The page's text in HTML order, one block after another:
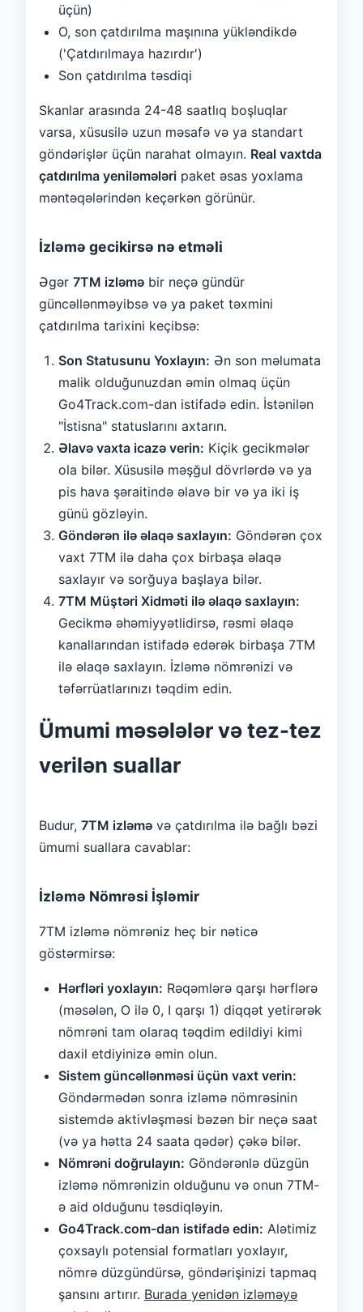
üçün)
O, son çatdırılma maşınına yükləndikdə
('Çatdırılmaya hazırdır')
Son çatdırılma təsdiqi
Skanlar arasında 24-48 saatlıq boşluqlar
varsa, xüsusilə uzun məsafə və ya standart
göndərişlər üçün narahat olmayın. Real vaxtda
çatdırılma yeniləmələri paket əsas yoxlama
məntəqələrindən keçərkən görünür.
İzləmə gecikirsə nə etməli
Əgər 7TM izləmə bir neçə gündür
güncəllənməyibsə və ya paket təxmini
çatdırılma tarixini keçibsə:
Son Statusunu Yoxlayın: Ən son məlumata
malik olduğunuzdan əmin olmaq üçün
Go4Track.com-dan istifadə edin. İstənilən
"İstisna" statuslarını axtarın.
Əlavə vaxta icazə verin: Kiçik gecikmələr
ola bilər. Xüsusilə məşğul dövrlərdə və ya
pis hava şəraitində əlavə bir və ya iki iş
günü gözləyin.
Göndərən ilə əlaqə saxlayın: Göndərən çox
vaxt 7TM ilə daha çox birbaşa əlaqə
saxlayır və sorğuya başlaya bilər.
7TM Müştəri Xidməti ilə əlaqə saxlayın:
Gecikmə əhəmiyyətlidirsə, rəsmi əlaqə
kanallarından istifadə edərək birbaşa 7TM
ilə əlaqə saxlayın. İzləmə nömrənizi və
təfərrüatlarınızı təqdim edin.
Ümumi məsələlər və tez-tez
verilən suallar
Budur, 7TM izləmə və çatdırılma ilə bağlı bəzi
ümumi suallara cavablar:
İzləmə Nömrəsi İşləmir
7TM izləmə nömrəniz heç bir nəticə
göstərmirsə:
Hərfləri yoxlayın: Rəqəmlərə qarşı hərflərə
(məsələn, O ilə 0, I qarşı 1) diqqət yetirərək
nömrəni tam olaraq təqdim edildiyi kimi
daxil etdiyinizə əmin olun.
Sistem güncəllənməsi üçün vaxt verin:
Göndərmədən sonra izləmə nömrəsinin
sistemdə aktivləşməsi bəzən bir neçə saat
(və ya hətta 24 saata qədər) çəkə bilər.
Nömrəni doğrulayın: Göndərənlə düzgün
izləmə nömrənizin olduğunu və onun 7TM-
ə aid olduğunu təsdiqləyin.
Go4Track.com-dan istifadə edin: Alətimiz
çoxsaylı potensial formatları yoxlayır,
nömrə düzgündürsə, göndərişinizi tapmaq
şansını artırır. Burada yenidən izləməyə